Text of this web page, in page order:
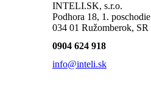
INTELI.SK, s.r.o.
Podhora 18, 1. poschodie
034 01 Ružomberok, SR
0904 624 918
info@inteli.sk